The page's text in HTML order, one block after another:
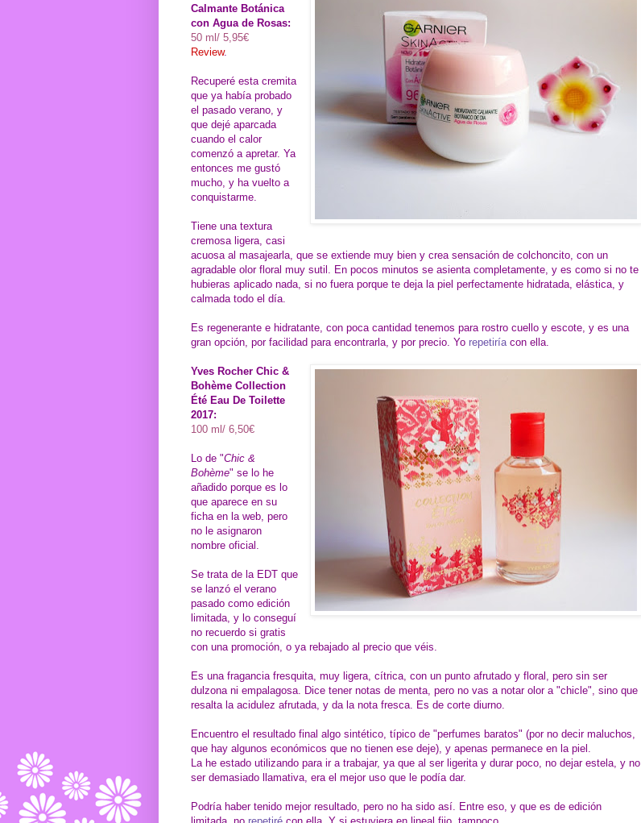
Calmante Botánica
con Agua de Rosas:
50 ml/ 5,95€
Review.
Recuperé esta cremita
que ya había probado
el pasado verano, y
que dejé aparcada
cuando el calor
comenzó a apretar. Ya
entonces me gustó
mucho, y ha vuelto a
conquistarme.
Tiene una textura
cremosa ligera, casi
acuosa al masajearla, que se extiende muy bien y crea sensación de colchoncito, con un
agradable olor floral muy sutil. En pocos minutos se asienta completamente, y es como si no te
hubieras aplicado nada, si no fuera porque te deja la piel perfectamente hidratada, elástica, y
calmada todo el día.
Es regenerante e hidratante, con poca cantidad tenemos para rostro cuello y escote, y es una
gran opción, por facilidad para encontrarla, y por precio. Yo repetiríacon ella.
Yves Rocher Chic &
Bohème Collection
Été Eau De Toilette
2017:
100 ml/ 6,50€
Lo de "Chic &
Bohème" se lo he
añadido porque es lo
que aparece en su
ficha en la web, pero
no le asignaron
nombre oficial.
Se trata de la EDT que
se lanzó el verano
pasado como edición
limitada, y lo conseguí
no recuerdo si gratis
con una promoción, o ya rebajado al precio que véis.
Es una fragancia fresquita, muy ligera, cítrica, con un punto afrutado y floral, pero sin ser
dulzona ni empalagosa. Dice tener notas de menta, pero no vas a notar olor a "chicle", sino que
resalta la acidulez afrutada, y da la nota fresca. Es de corte diurno.
Encuentro el resultado final algo sintético, típico de "perfumes baratos" (por no decir maluchos,
que hay algunos económicos que no tienen ese deje), y apenas permanece en la piel.
La he estado utilizando para ir a trabajar, ya que al ser ligerita y durar poco, no dejar estela, y no
ser demasiado llamativa, era el mejor uso que le podía dar.
Podría haber tenido mejor resultado, pero no ha sido así. Entre eso, y que es de edición